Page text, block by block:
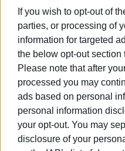
If you wish to opt-out of
parties, or processing of
information for targeted
the below opt-out section
Please note that after
processed you may
ads based on personal
personal information
your opt-out. You may
disclosure of your
13 Νοεμβρίου 2023
δημοτικός σύμβουλος
συγκεκριμένο ακίνητο
πλήρως αξιοποιήσιμη
στην οποία ο Δήμος
στάθμευσης, χώρους
επισκεπτών αλλά και
οποία θα αποκομίσει
Ταυτόχρονα μπορεί να
ελκυστικό χώρο ιστορικό